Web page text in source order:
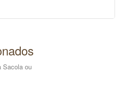
Sacola ou